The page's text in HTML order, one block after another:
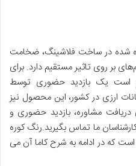
شده در ساخت فلاشینگ، ضخامت
بر روی تاثیر مستقیم دارد. برای
است یک بازدید حضوری توسط
ارزی در کشور، این محصول نیز
مشاوره، بازدید حضوری و
ما تماس بگیرید.رنگ کوره
که در ادامه به شرح کاما آن می